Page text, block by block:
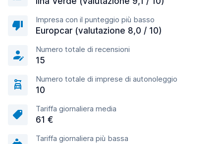
Impresa con il punteggio più basso
Europcar (valutazione 8,0 / 10)
Numero totale di recensioni
15
Numero totale di imprese di autonoleggio
10
Tariffa giornaliera media
61 €
Tariffa giornaliera più bassa